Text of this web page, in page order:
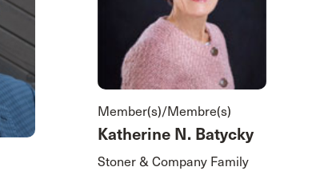
Member(s)/Membre(s)
Katherine N. Batycky
Stoner & Company Family